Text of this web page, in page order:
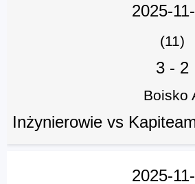
2025-
(11)
3 - 2
Boisko
Inżynierowie vs
2025-